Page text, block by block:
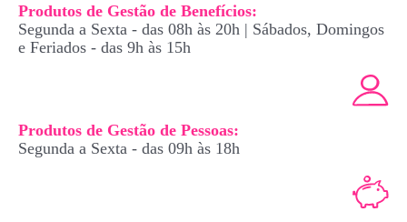
Produtos de Gestão de Benefícios:
Segunda a Sexta - das 08h às 20h | Sábados, Domingos
e Feriados - das 9h às 15h
Produtos de Gestão de Pessoas:
Segunda a Sexta - das 09h às 18h